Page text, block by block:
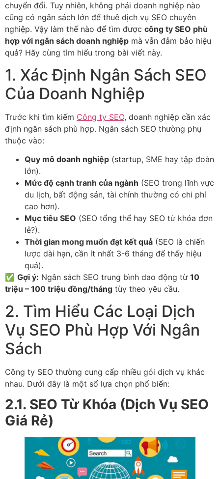
chuyển đổi. Tuy nhiên, không phải doanh nghiệp nào
cũng có ngân sách lớn để thuê dịch vụ SEO chuyên
nghiệp. Vậy làm thế nào để tìm được công ty SEO phù
hợp với ngân sách doanh nghiệp mà vẫn đảm bảo hiệu
quả? Hãy cùng tìm hiểu trong bài viết này.
1. Xác Định Ngân Sách SEO
Của Doanh Nghiệp
Trước khi tìm kiếm Công ty SEO, doanh nghiệp cần xác
định ngân sách phù hợp. Ngân sách SEO thường phụ
thuộc vào:
Quy mô doanh nghiệp (startup, SME hay tập đoàn
lớn).
Mức độ cạnh tranh của ngành (SEO trong lĩnh vực
du lịch, bất động sản, tài chính thường có chi phí
cao hơn).
Mục tiêu SEO (SEO tổng thể hay SEO từ khóa đơn
lẻ?).
Thời gian mong muốn đạt kết quả (SEO là chiến
lược dài hạn, cần ít nhất 3-6 tháng để thấy hiệu
quả).
✅ Gợi ý: Ngân sách SEO trung bình dao động từ 10
triệu – 100 triệu đồng/tháng tùy theo yêu cầu.
2. Tìm Hiểu Các Loại Dịch
Vụ SEO Phù Hợp Với Ngân
Sách
Công ty SEO thường cung cấp nhiều gói dịch vụ khác
nhau. Dưới đây là một số lựa chọn phổ biến:
2.1. SEO Từ Khóa (Dịch Vụ SEO
Giá Rẻ)